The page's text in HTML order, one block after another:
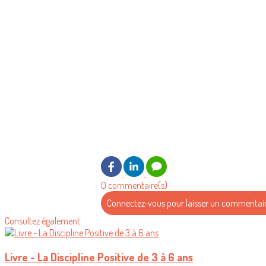
0 commentaire(s)
Connectez-vous pour laisser un
Consultez également
Livre - La Discipline Positive de 3 à 6 ans